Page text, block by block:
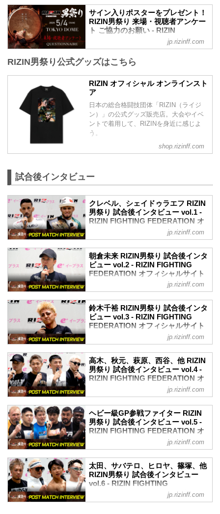
イテムだ。
ここでしか手に入らない、試合の熱気や
感動を再び感じられる"唯一無二"のアイ
テムであり、ファンにとっては「幻のア
イテム」となること間違いなし！
このオークションでしか手に入らない選
手たちの...
本日より、くじプラにて「RIZIN男祭り」
の開催を記念したオンラインくじがスタ
ート！
今回は「男まつり賞」として、朝倉未
来、鈴木千裕、クレベル・コイケ、ラジ
入フォトパネル』をはじめ、『出場選手
直筆サイン入りTシャツ』や『RIZIN男祭
りタンブラー』など、いずれかのくじプ
ラオリジナルグッズが当たるハズレなし
のオンラインくじとなっている。
5月12日（月）まで開催中なので、是非、
オンラインくじを引いて豪華賞品をゲッ
トしよう！
サイン入りポスターをプレゼント！
RIZIN男祭り 来場・視聴者アンケー
ト ご協力のお願い - RIZIN
FIGHTING FEDERATION オフィシ
ャルサイト
5月4日（日）東京ドームにて開催された
視聴いただき、誠にありがとうございま
した。
本大会をご観戦、またはご視聴された皆
さまへ簡単なアンケートを実施しており
ます。
たくさんのご意見・ご感想をお待ちして
おります。
来場・視聴者アンケート 概要
アンケートをご記入いただいた方の中か
RIZIN男祭り 出場選手サイン入りポスタ
ー…抽選3名
回答期限
jp.rizinff.com
RIZIN男祭り公式グッズはこちら
RIZIN オフィシャル オンラインスト
ア
日本の総合格闘技団体「RIZIN（ライジ
ン）」の公式グッズ販売店。大会やイベ
ントで着用して、RIZINを身近に感じよ
う。
shop.rizinff.com
試合後インタビュー
クレベル、シェイドゥラエフ RIZIN
男祭り 試合後インタビュー vol.1 -
RIZIN FIGHTING FEDERATION オ
RIZIN男祭りの出場選手たちの試合後イン
タビューを公開！
YouTubeで見る
クレベル・コイケ「私の気持ちはまだチ
ャンピオンだから、落ちない。また必ず
戻ります」
ーー試合後の率直な感想をお聞かせいた
クレベル さみしい、恥ずかしい、悲し
い……全部それな。
ーー対戦相手と実際に戦った印象を教え
てください。
クレベル インプレッションは最初から同
じ。フィジカル強い、最初に強いのがく
jp.rizinff.com
朝倉未来 RIZIN男祭り 試合後インタ
ビュー vol.2 - RIZIN FIGHTING
FEDERATION オフィシャルサイト
5月4日（日）東京ドームにて開催された
タビューを公開！
YouTubeで見る
- YouTube
朝倉未来「ここから新しいショーのはじ
まり」
ーー試合後の率直な感想をお聞かせいた
だけますか。
朝倉 とにかくまあ、泥臭くても絶対勝つ
って決めてたので一旦ホッととしている
かんじですね
ーー試合中、入場も大きな歓声があがり
ましたが、聞こえていましたか？また、
試合前に背中を押されたということはあ
りましたか。
朝倉 そうっすね、まあ入場の時...
jp.rizinff.com
鈴木千裕 RIZIN男祭り 試合後インタ
ビュー vol.3 - RIZIN FIGHTING
FEDERATION オフィシャルサイト
5月4日（日）東京ドームにて開催された
タビューを公開！
YouTubeで見る
- YouTube
鈴木千裕「やることわかってるんで。今
日は負け、そういう日ですよ」
ーー試合後の率直な感想をお聞かせいた
だけますか。
鈴木 まあ、最後に勝ちますよ、もっか
ーー朝倉未来選手と実際に戦った印象を
教えてください。
鈴木 優勝っすか？
ーー印象です。
鈴木 うーん今回は自分との戦いだったの
で、そんなに覚えてないですね。
jp.rizinff.com
高木、秋元、萩原、西谷、他 RIZIN
男祭り 試合後インタビュー vol.4 -
RIZIN FIGHTING FEDERATION オ
RIZIN男祭りの出場選手たちの試合後イン
タビューを公開！
YouTubeで見る
高木凌「負けたんで、出された相手にま
た全力で勝ちに行くっていうだけです」
ーー試合後の率直な感想をお聞かせいた
だけますか。
高木 いやあ、強かったすね、ほんと。ま
じ強かったっす！って感じです（苦
jp.rizinff.com
ヘビー級GP参戦ファイター RIZIN
男祭り 試合後インタビュー vol.5 -
RIZIN FIGHTING FEDERATION オ
RIZIN男祭りの出場選手たちの試合後イン
タビューを公開！
YouTubeで見る
jp.rizinff.com
太田、サバテロ、ヒロヤ、篠塚、他
RIZIN男祭り 試合後インタビュー
vol.6 - RIZIN FIGHTING
FEDERATION オフィシャルサイト
jp.rizinff.com